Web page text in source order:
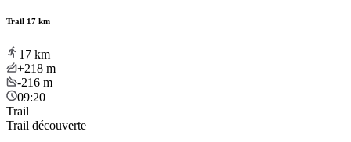
Trail 17 km
17 km
+218 m
-216 m
09:20
Trail
Trail découverte